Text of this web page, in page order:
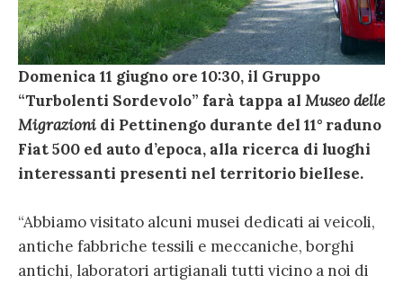
Domenica 11 giugno ore 10:30, il Gruppo
“Turbolenti Sordevolo” farà tappa al Museo delle
Migrazioni di Pettinengo durante del 11° raduno
Fiat 500 ed auto d’epoca, alla ricerca di luoghi
interessanti presenti nel territorio biellese.
“Abbiamo visitato alcuni musei dedicati ai veicoli,
antiche fabbriche tessili e meccaniche, borghi
antichi, laboratori artigianali tutti vicino a noi di